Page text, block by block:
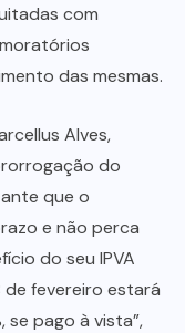
com
das mesmas.
Alves,
do
que o
e não perca
do seu IPVA
fevereiro estará
se pago à vista”,